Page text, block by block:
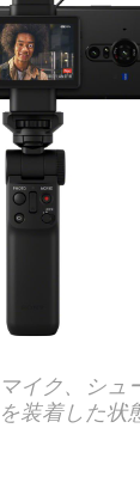
イク、シュ
装着した状